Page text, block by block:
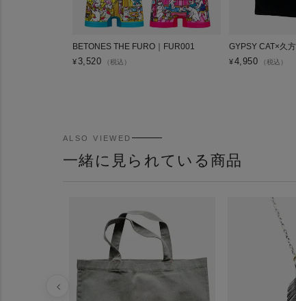
BETONES THE FURO｜FUR001
¥ 3,520 （税込）
GYPSY CAT×久
¥4,950 （税込）
ALSO VIEWED
一緒に見られている商品